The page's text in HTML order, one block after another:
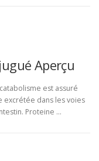
Aperçu
est assuré
excrétée dans les voies
Proteine …